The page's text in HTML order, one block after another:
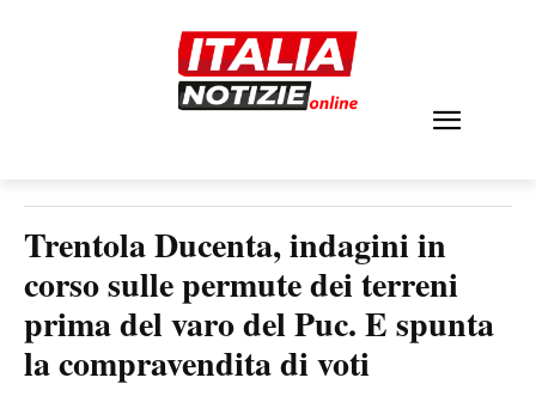
Trentola Ducenta, indagini in
corso sulle permute dei terreni
prima del varo del Puc. E spunta
la compravendita di voti